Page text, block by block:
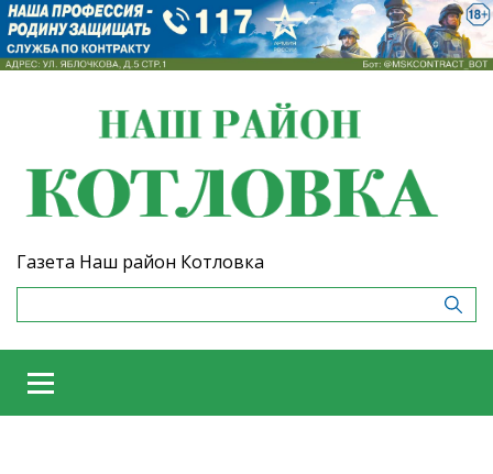
Газета Наш район Котловка